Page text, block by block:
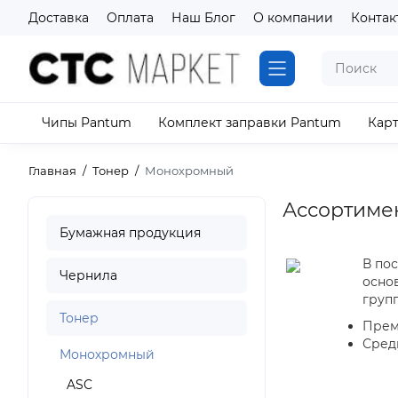
Доставка Оплата Наш Блог О компании
Чипы Pantum Комплект заправки Pantum
Главная Тонер Монохромный
Бумажная продукция
Чернила
Тонер
Монохромный
ASC
В